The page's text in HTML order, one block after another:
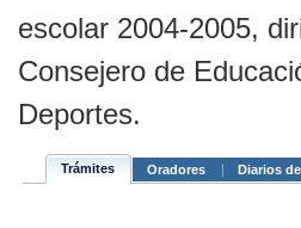
escolar 2004-2005,
Consejero de
Deportes.
Trámites Oradores Diarios